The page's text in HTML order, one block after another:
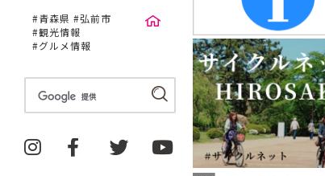
#青森県 #弘前市
#観光情報
#グルメ情報